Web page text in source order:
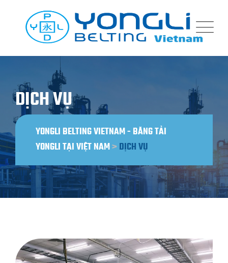
DỊCH VỤ
YONGLI BELTING VIETNAM - BĂNG TẢI
YONGLI TẠI VIỆT NAM>DỊCH VỤ